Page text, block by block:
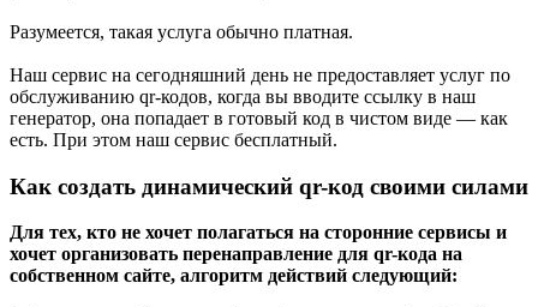
Разумеется, такая услуга обычно платная.
Наш сервис на сегодняшний день не предоставляет услуг по
обслуживанию qr-кодов, когда вы вводите ссылку в наш
генератор, она попадает в готовый код в чистом виде — как
есть. При этом наш сервис бесплатный.
Как создать динамический qr-код своими силами
Для тех, кто не хочет полагаться на сторонние сервисы и
хочет организовать перенаправление для qr-кода на
собственном сайте, алгоритм действий следующий: